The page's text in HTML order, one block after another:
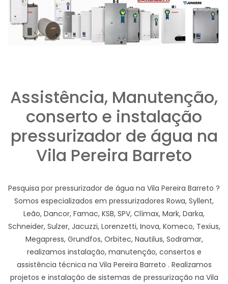
Assistência, Manutenção,
conserto e instalação
pressurizador de água na
Vila Pereira Barreto
Pesquisa por pressurizador de água na Vila Pereira Barreto ?
Somos especializados em pressurizadores Rowa, Syllent,
Leão, Dancor, Famac, KSB, SPV, Clímax, Mark, Darka,
Schneider, Sulzer, Jacuzzi, Lorenzetti, Inova, Komeco, Texius,
Megapress, Grundfos, Orbitec, Nautilus, Sodramar,
realizamos instalação, manutenção, consertos e
assistência técnica na Vila Pereira Barreto . Realizamos
projetos e instalação de sistemas de pressurização na Vila